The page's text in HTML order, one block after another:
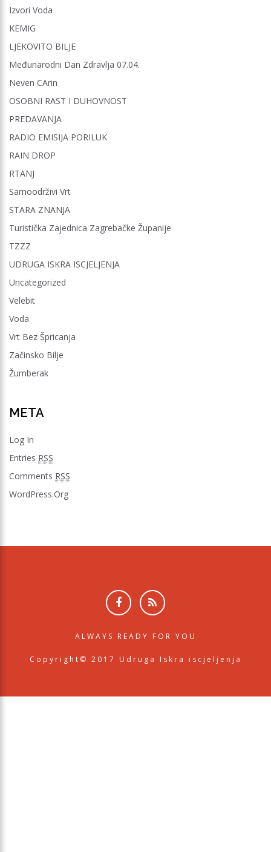
Izvori Voda
KEMIG
LJEKOVITO BILJE
Međunarodni Dan Zdravlja 07.04.
Neven CArin
OSOBNI RAST I DUHOVNOST
PREDAVANJA
RADIO EMISIJA PORILUK
RAIN DROP
RTANJ
Samoodrživi Vrt
STARA ZNANJA
Turistička Zajednica Zagrebačke Županije
TZZZ
UDRUGA ISKRA ISCJELJENJA
Uncategorized
Velebit
Voda
Vrt Bez Špricanja
Začinsko Bilje
Žumberak
META
Log In
Entries RSS
Comments RSS
WordPress.org
ALWAYS READY FOR YOU
Copyright© 2017 Udruga Iskra iscjeljenja